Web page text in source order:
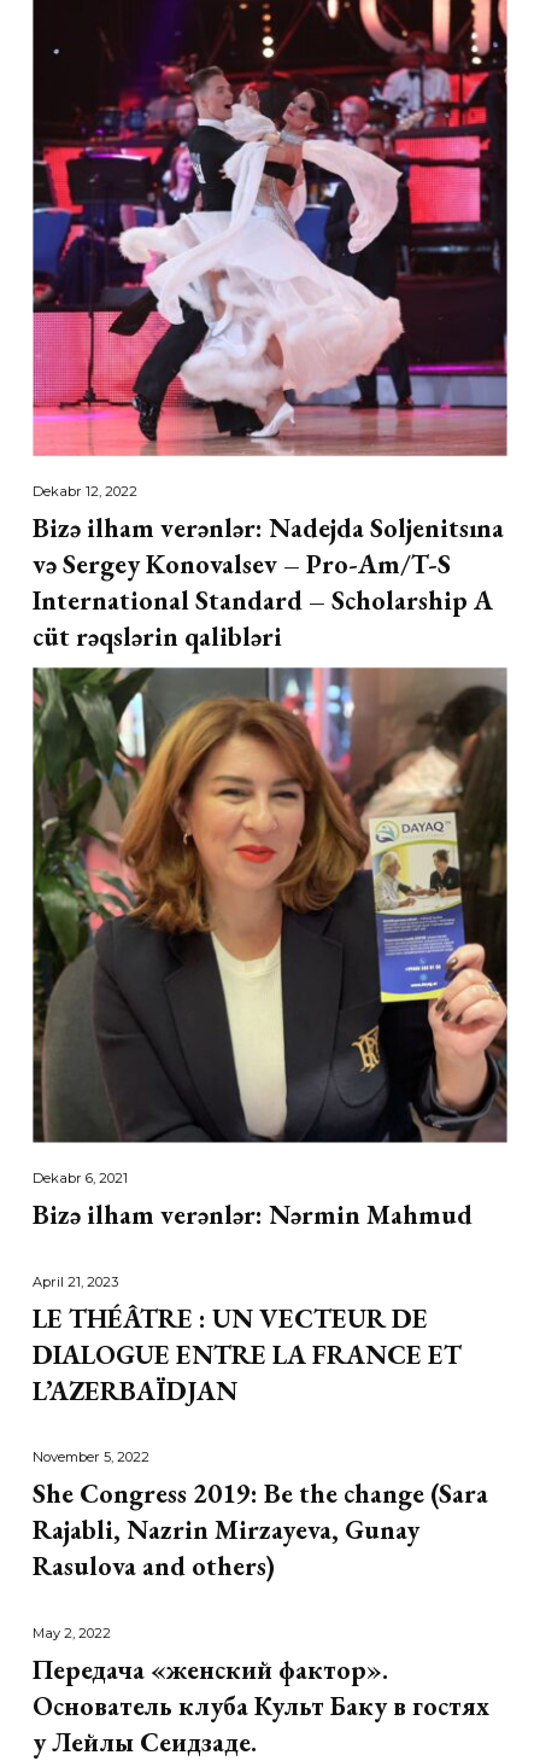
Dekabr 12, 2022
Bizə ilham verənlər: Nadejda Soljenitsına
və Sergey Konovalsev – Pro-Am/T-S
International Standard – Scholarship A
cüt rəqslərin qalibləri
Dekabr 6, 2021
Bizə ilham verənlər: Nərmin Mahmud
April 21, 2023
LE THÉÂTRE : UN VECTEUR DE
DIALOGUE ENTRE LA FRANCE ET
L’AZERBAÏDJAN
November 5, 2022
She Congress 2019: Be the change (Sara
Rajabli, Nazrin Mirzayeva, Gunay
Rasulova and others)
May 2, 2022
Передача «женский фактор».
Основатель клуба Культ Баку в гостях
у Лейлы Сеидзаде.